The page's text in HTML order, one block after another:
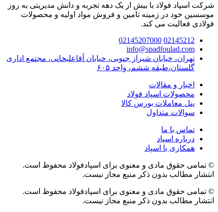
شرکت اسپاد فولاد با بیش از یک دهه تجربه و دانش مدیریتی به روز
موسسین خود در زمینه تامین و فروش مواد اولیه و محصولات
فولادی فعالیت می کند.
02145212
02145207000
info@spadfoulad.com
تهران، خیابان شیراز جنوبی، خیابان آقاعلیخانی، مجتمع اداری
گلستان،طبقه ششم، واحد ۶۰۵
اخبار و مقالات
محصولات اسپاد فولاد
پنل معاملات بورس کالا
سوالات متداول
تماس با ما
درباره اسپاد
همکاری با اسپاد
© تمامی حقوق مادی و معنوی برای اسپادفولاد محفوظ است.
انتشار مطالب بدون ذکر منبع مجاز نیست.
© تمامی حقوق مادی و معنوی برای اسپادفولاد محفوظ است.
انتشار مطالب بدون ذکر منبع مجاز نیست.